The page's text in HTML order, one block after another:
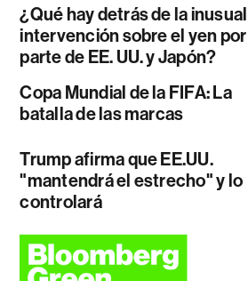
¿Qué hay detrás de la inusual
intervención sobre el yen por
parte de EE. UU. y Japón?
Copa Mundial de la FIFA: La
batalla de las marcas
Trump afirma que EE.UU.
"mantendrá el estrecho" y lo
controlará